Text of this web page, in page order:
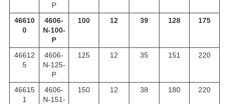
P
46610
0
4606-
N-100-
P
100 12 39 128 175
46612
5
4606-
N-125-
P
125 12 35 151 220
46615
1
4606-
N-151-
150 12 38 180 220